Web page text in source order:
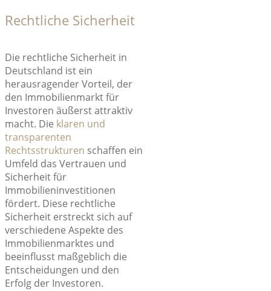
Rechtliche Sicherheit
Die rechtliche Sicherheit in
Deutschland ist ein
herausragender Vorteil, der
den Immobilienmarkt für
Investoren äußerst attraktiv
macht. Die klaren und
transparenten
Rechtsstrukturen schaffen ein
Umfeld das Vertrauen und
Sicherheit für
Immobilieninvestitionen
fördert. Diese rechtliche
Sicherheit erstreckt sich auf
verschiedene Aspekte des
Immobilienmarktes und
beeinflusst maßgeblich die
Entscheidungen und den
Erfolg der Investoren.